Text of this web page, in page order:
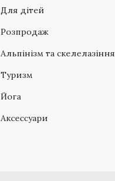
Для дітей
Розпродаж
Альпінізм та скелелазіння
Туризм
Йога
Аксессуари